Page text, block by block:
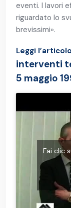
eventi. I lavori
riguardato lo
brevissimi».
Leggi
interventi
5 maggio
Fai clic